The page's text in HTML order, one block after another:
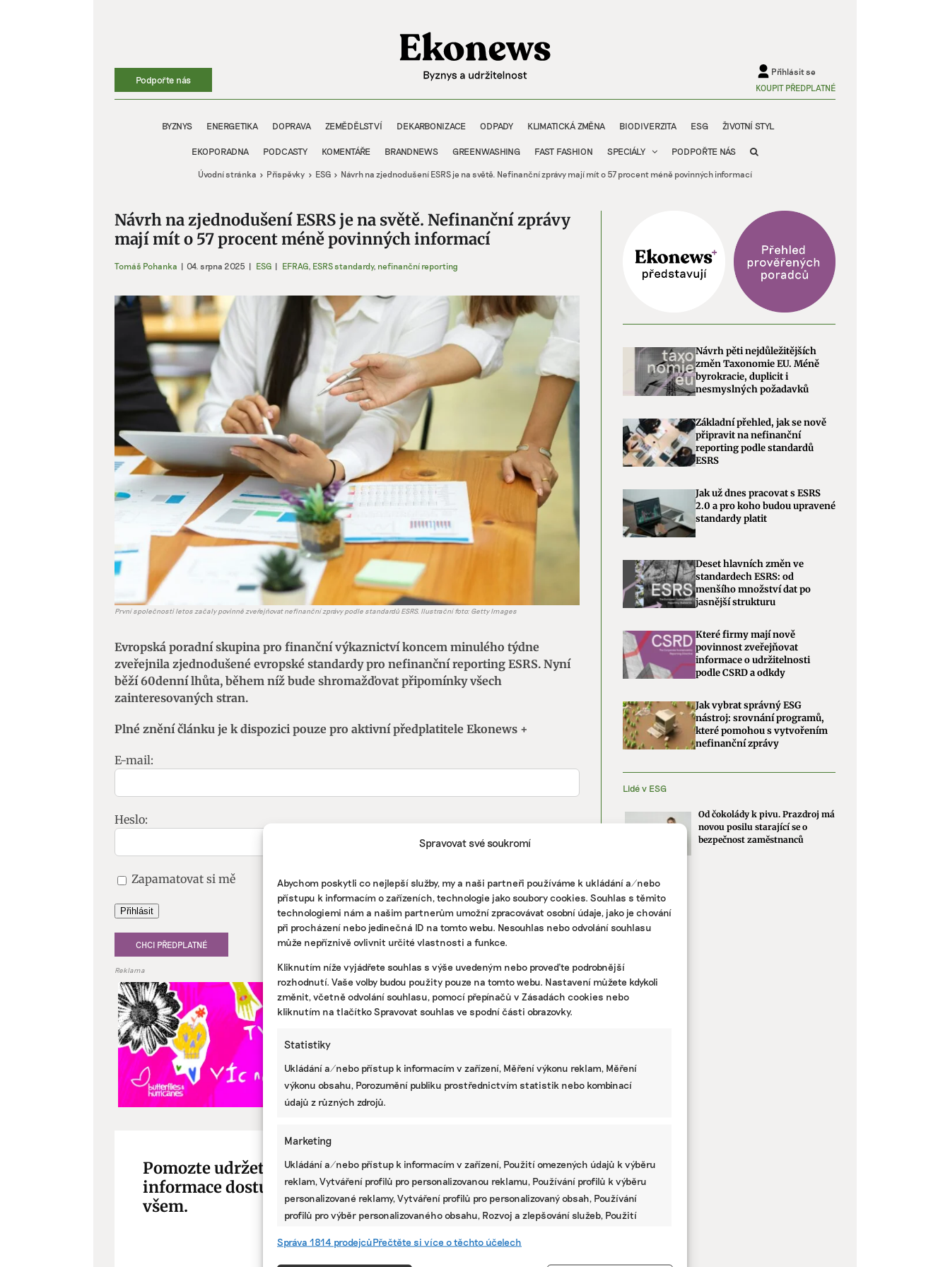
Spravovat své soukromí
Abychom poskytli co nejlepší služby, my a naši partneři používáme k ukládání a/nebo
přístupu k informacím o zařízeních, technologie jako soubory cookies. Souhlas s těmito
technologiemi nám a našim partnerům umožní zpracovávat osobní údaje, jako je chování
při procházení nebo jedinečná ID na tomto webu. Nesouhlas nebo odvolání souhlasu
může nepříznivě ovlivnit určité vlastnosti a funkce.
Kliknutím níže vyjádřete souhlas s výše uvedeným nebo proveďte podrobnější
rozhodnutí. Vaše volby budou použity pouze na tomto webu. Nastavení můžete kdykoli
změnit, včetně odvolání souhlasu, pomocí přepínačů v Zásadách cookies nebo
kliknutím na tlačítko Spravovat souhlas ve spodní části obrazovky.
Statistiky
Ukládání a/nebo přístup k informacím v zařízení, Měření výkonu reklam, Měření
výkonu obsahu, Porozumění publiku prostřednictvím statistik nebo kombinací
údajů z různých zdrojů.
Marketing
Ukládání a/nebo přístup k informacím v zařízení, Použití omezených údajů k výběru
reklam, Vytváření profilů pro personalizovanou reklamu, Používání profilů k výběru
personalizované reklamy, Vytváření profilů pro personalizovaný obsah, Používání
profilů pro výběr personalizovaného obsahu, Rozvoj a zlepšování služeb, Použití
Správa 1814 prodejcůPřečtěte si více o těchto účelech
Podpořte nás
Přihlásit se
KOUPIT PŘEDPLATNÉ
BYZNYS ENERGETIKA DOPRAVA ZEMĚDĚLSTVÍ DEKARBONIZACE ODPADY KLIMATICKÁ ZMĚNA BIODIVERZITA ESG ŽIVOTNÍ STYL
EKOPORADNA PODCASTY KOMENTÁŘE BRANDNEWS GREENWASHING FAST FASHION SPECIÁLY PODPOŘTE NÁS
Úvodní stránka Příspěvky ESG Návrh na zjednodušení ESRS je na světě. Nefinanční zprávy mají mít o 57 procent méně povinných informací
Návrh na zjednodušení ESRS je na světě. Nefinanční zprávy
mají mít o 57 procent méně povinných informací
Tomáš Pohanka | 04. srpna 2025 | ESG | EFRAG, ESRS standardy, nefinanční reporting
Zobrazit
obrázek
První společnosti letos začaly povinně zveřejňovat nefinanční zprávy podle standardů ESRS. Ilustrační foto: Getty Images
Evropská poradní skupina pro finanční výkaznictví koncem minulého týdne
zveřejnila zjednodušené evropské standardy pro nefinanční reporting ESRS. Nyní
běží 60denní lhůta, během níž bude shromažďovat připomínky všech
zainteresovaných stran.
Plné znění článku je k dispozici pouze pro aktivní předplatitele Ekonews +
E-mail:
Heslo:
Zapamatovat si mě
Přihlásit
CHCI PŘEDPLATNÉ
Reklama
Pomozte udržet důležité
informace dostupné
všem.
Návrh pěti nejdůležitějších
změn Taxonomie EU. Méně
byrokracie, duplicit i
nesmyslných požadavků
Základní přehled, jak se nově
připravit na nefinanční
reporting podle standardů
ESRS
Jak už dnes pracovat s ESRS
2.0 a pro koho budou upravené
standardy platit
Deset hlavních změn ve
standardech ESRS: od
menšího množství dat po
jasnější strukturu
Které firmy mají nově
povinnost zveřejňovat
informace o udržitelnosti
podle CSRD a odkdy
Jak vybrat správný ESG
nástroj: srovnání programů,
které pomohou s vytvořením
nefinanční zprávy
Lidé v ESG
Od čokolády k pivu. Prazdroj má
novou posilu starající se o
bezpečnost zaměstnanců